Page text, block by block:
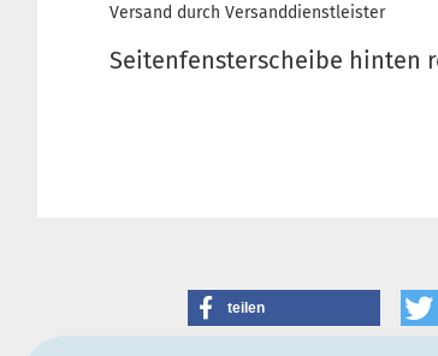
Versand durch Versanddienstleister
Seitenfensterscheibe hinten
teilen